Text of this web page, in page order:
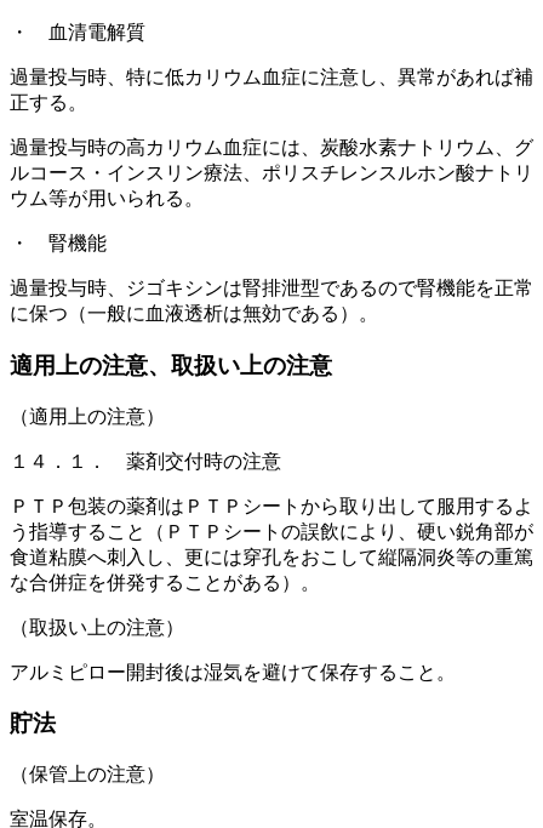
・ 血清電解質
過量投与時、特に低カリウム血症に注意し、異常があれば補
正する。
過量投与時の高カリウム血症には、炭酸水素ナトリウム、グ
ルコース・インスリン療法、ポリスチレンスルホン酸ナトリ
ウム等が用いられる。
・ 腎機能
過量投与時、ジゴキシンは腎排泄型であるので腎機能を正常
に保つ（一般に血液透析は無効である）。
適用上の注意、取扱い上の注意
（適用上の注意）
１４．１． 薬剤交付時の注意
ＰＴＰ包装の薬剤はＰＴＰシートから取り出して服用するよ
う指導すること（ＰＴＰシートの誤飲により、硬い鋭角部が
食道粘膜へ刺入し、更には穿孔をおこして縦隔洞炎等の重篤
な合併症を併発することがある）。
（取扱い上の注意）
アルミピロー開封後は湿気を避けて保存すること。
貯法
（保管上の注意）
室温保存。